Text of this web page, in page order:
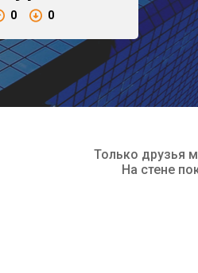
0 0
Только друзья
На стене